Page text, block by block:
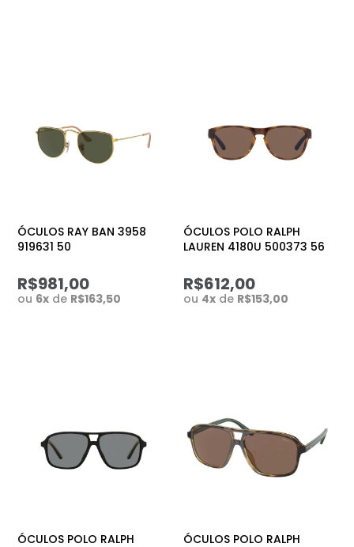
ÓCULOS RAY BAN 3958
919631 50
R$981,00
ou 6x de R$163,50
ÓCULOS POLO RALPH
LAUREN 4180U 500373 56
R$612,00
ou 4xde R$153,00
ÓCULOS POLO RALPH
ÓCULOS POLO RALPH